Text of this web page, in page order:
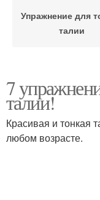
Упражнение для
талии
упражнения
7
талии!
Красивая и тонкая
любом возрасте.